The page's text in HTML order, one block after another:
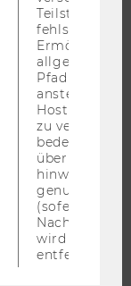
Teilstrings,
fehlschlägt.
Ermöglicht,
Pfad zu
anstelle des
Hostnamens
zu
bedeutet,
über
hinweg
genutzt
(sofern
Nach dieser
wird das
entfernt.